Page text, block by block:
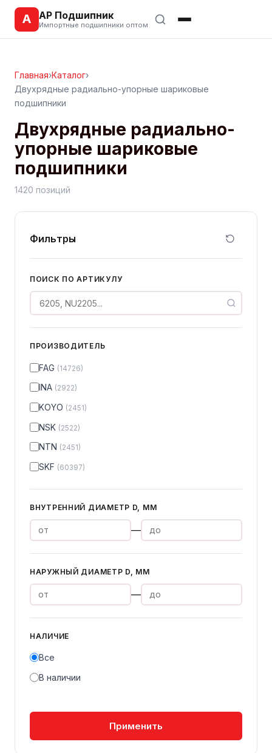
А АР Подшипник
Импортные подшипники оптом
Главная›Каталог›
Двухрядные радиально-упорные шариковые
подшипники
Двухрядные радиально-
упорные шариковые
подшипники
1420 позиций
Фильтры
ПОИСК ПО АРТИКУЛУ
ПРОИЗВОДИТЕЛЬ
FAG (14726)
INA (2922)
KOYO (2451)
NSK (2522)
NTN (2451)
SKF (60397)
ВНУТРЕННИЙ ДИАМЕТР D, ММ
—
НАРУЖНЫЙ ДИАМЕТР D, ММ
—
НАЛИЧИЕ
Все
В наличии
Применить